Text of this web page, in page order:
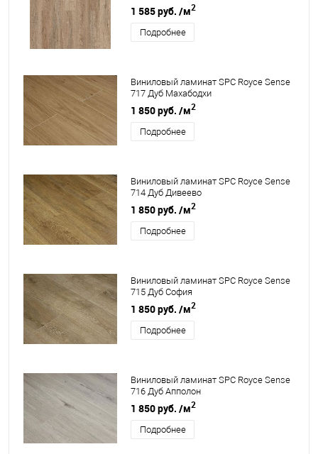
1 585 руб. /м2
Подробнее
Виниловый ламинат SPC Royce Sense
717 Дуб Махабодхи
1 850 руб. /м2
Подробнее
Виниловый ламинат SPC Royce Sense
714 Дуб Дивеево
1 850 руб. /м2
Подробнее
Виниловый ламинат SPC Royce Sense
715 Дуб София
1 850 руб. /м2
Подробнее
Виниловый ламинат SPC Royce Sense
716 Дуб Апполон
1 850 руб. /м2
Подробнее